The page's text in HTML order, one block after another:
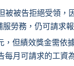
被告拒絕受領，
勞務，仍可請求報
但績效獎金需依
每月可請求的工資